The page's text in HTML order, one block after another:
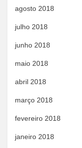
agosto 2018
julho 2018
junho 2018
maio 2018
abril 2018
março 2018
fevereiro 2018
janeiro 2018